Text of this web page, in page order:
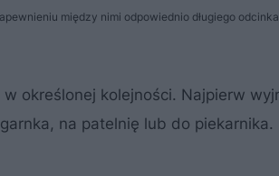
między nimi odpowiednio długiego
określonej kolejności. Najpierw
na patelnię lub do piekarnika.